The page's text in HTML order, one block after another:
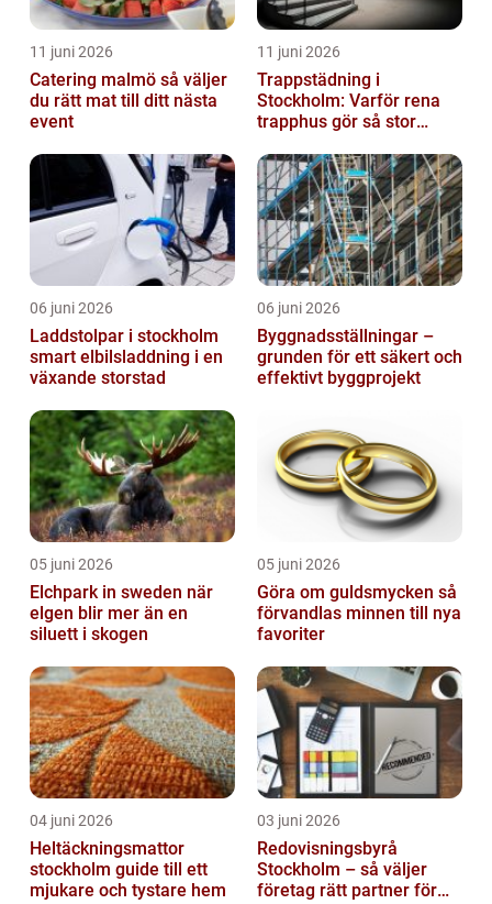
11 juni 2026
Catering malmö så väljer
du rätt mat till ditt nästa
event
11 juni 2026
Trappstädning i
Stockholm: Varför rena
trapphus gör så stor
06 juni 2026
Laddstolpar i stockholm
smart elbilsladdning i en
växande storstad
06 juni 2026
Byggnadsställningar –
grunden för ett säkert och
effektivt byggprojekt
05 juni 2026
Elchpark in sweden när
elgen blir mer än en
siluett i skogen
05 juni 2026
Göra om guldsmycken så
förvandlas minnen till nya
favoriter
04 juni 2026
Heltäckningsmattor
stockholm guide till ett
mjukare och tystare hem
03 juni 2026
Redovisningsbyrå
Stockholm – så väljer
företag rätt partner för